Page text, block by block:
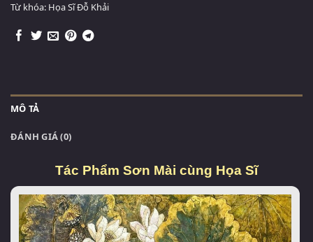
Từ khóa: Họa Sĩ Đỗ Khải
MÔ TẢ
ĐÁNH GIÁ (0)
Tác Phẩm Sơn Mài cùng Họa Sĩ